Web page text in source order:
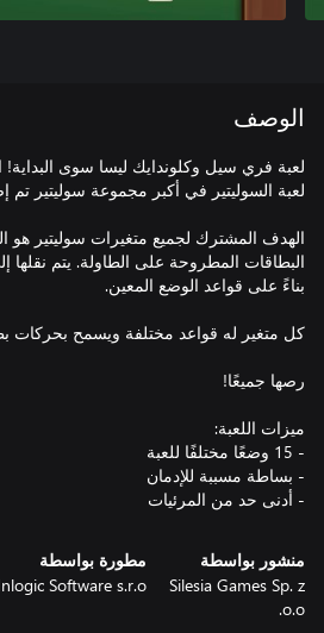
الوصف
لعبة فري سيل وكلوندايك ليسا سوى
الهدف المشترك لجميع متغيرات سوليتير هو
البطاقات المطروحة على الطاولة. يتم
- أدنى حد من المرئيات
منشور بواسطة
Silesia Games Sp. z
o.o.
مطورة بواسطة
Software s.r.o.